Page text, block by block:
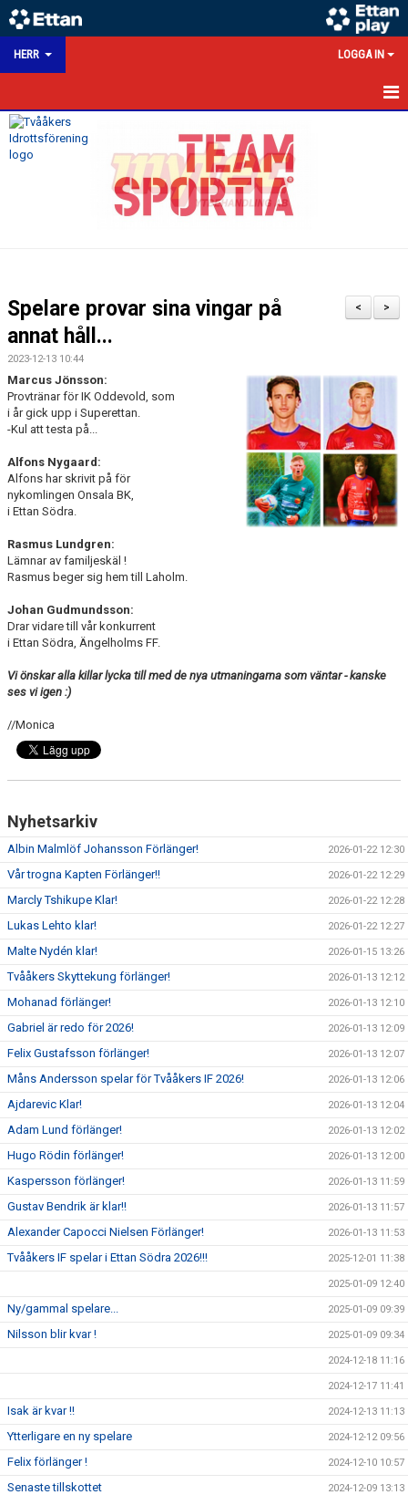
HERR LOGGA IN
HEM
BILDGALLERI
DOKUMENT
HERRSEKTION
>
<
Spelare provar sina vingar på
annat håll...
2023-12-13 10:44
Marcus Jönsson:
Provtränar för IK Oddevold, som
i år gick upp i Superettan.
-Kul att testa på...
Alfons Nygaard:
Alfons har skrivit på för
nykomlingen Onsala BK,
i Ettan Södra.
Rasmus Lundgren:
Lämnar av familjeskäl !
Rasmus beger sig hem till Laholm.
Johan Gudmundsson:
Drar vidare till vår konkurrent
i Ettan Södra, Ängelholms FF.
Vi önskar alla killar lycka till med de nya utmaningarna som väntar - kanske
ses vi igen :)
//Monica
Nyhetsarkiv
Albin Malmlöf Johansson Förlänger! 2026-01-22 12:30
Vår trogna Kapten Förlänger!! 2026-01-22 12:29
Marcly Tshikupe Klar! 2026-01-22 12:28
Lukas Lehto klar! 2026-01-22 12:27
Malte Nydén klar! 2026-01-15 13:26
Tvååkers Skyttekung förlänger! 2026-01-13 12:12
Mohanad förlänger! 2026-01-13 12:10
Gabriel är redo för 2026! 2026-01-13 12:09
Felix Gustafsson förlänger! 2026-01-13 12:07
Måns Andersson spelar för Tvååkers IF 2026! 2026-01-13 12:06
Ajdarevic Klar! 2026-01-13 12:04
Adam Lund förlänger! 2026-01-13 12:02
Hugo Rödin förlänger! 2026-01-13 12:00
Kaspersson förlänger! 2026-01-13 11:59
Gustav Bendrik är klar!! 2026-01-13 11:57
Alexander Capocci Nielsen Förlänger! 2026-01-13 11:53
Tvååkers IF spelar i Ettan Södra 2026!!! 2025-12-01 11:38
2025-01-09 12:40
Ny/gammal spelare... 2025-01-09 09:39
Nilsson blir kvar ! 2025-01-09 09:34
2024-12-18 11:16
2024-12-17 11:41
Isak är kvar !! 2024-12-13 11:13
Ytterligare en ny spelare 2024-12-12 09:56
Felix förlänger ! 2024-12-10 10:57
Senaste tillskottet 2024-12-09 13:13